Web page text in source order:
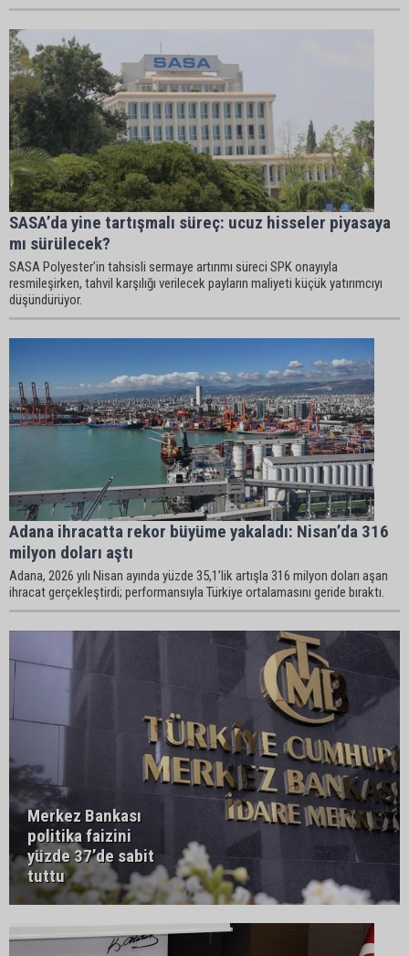
SASA’da yine tartışmalı süreç: ucuz hisseler piyasaya
mı sürülecek?
SASA Polyester’in tahsisli sermaye artırımı süreci SPK onayıyla
resmileşirken, tahvil karşılığı verilecek payların maliyeti küçük yatırımcıyı
düşündürüyor.
Adana ihracatta rekor büyüme yakaladı: Nisan’da 316
milyon doları aştı
Adana, 2026 yılı Nisan ayında yüzde 35,1’lik artışla 316 milyon doları aşan
ihracat gerçekleştirdi; performansıyla Türkiye ortalamasını geride bıraktı.
Merkez Bankası
politika faizini
yüzde 37’de sabit
tuttu